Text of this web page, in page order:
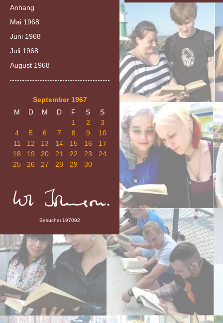
Anhang
Mai 1968
Juni 1968
Juli 1968
August 1968
September 1967
M
D M D F S
S
1
2
3
4
5 6 7 8 9
10
11
12 13 14 15 16
17
18
19 20 21 22 23
24
25
26 27 28 29 30
Besucher 197092